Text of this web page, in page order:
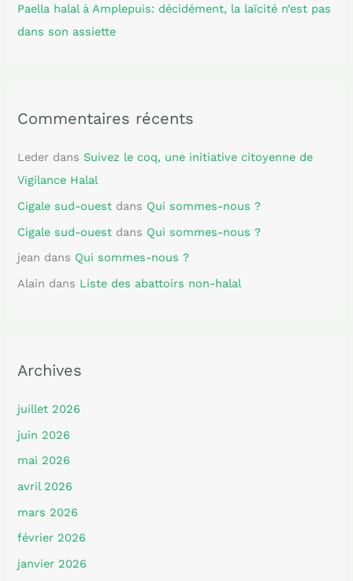
Paella halal à Amplepuis: décidément, la laïcité n’est pas
dans son assiette
Commentaires récents
Leder dans Suivez le coq, une initiative citoyenne de
Vigilance Halal
Cigale sud-ouest dans Qui sommes-nous ?
Cigale sud-ouest dans Qui sommes-nous ?
jean dans Qui sommes-nous ?
Alain dans Liste des abattoirs non-halal
Archives
juillet 2026
juin 2026
mai 2026
avril 2026
mars 2026
février 2026
janvier 2026